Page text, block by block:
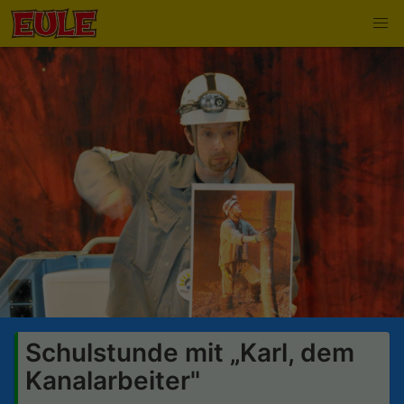
Schulstunde mit „Karl, dem
Kanalarbeiter"